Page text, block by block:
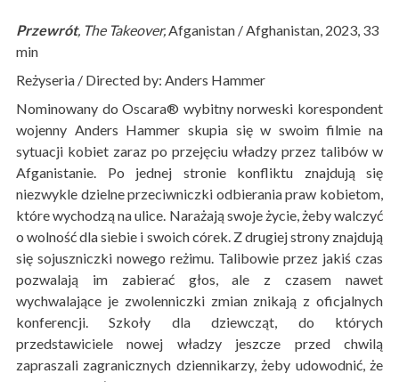
Przewrót, The Takeover, Afganistan / Afghanistan, 2023, 33
min
Reżyseria / Directed by: Anders Hammer
Nominowany do Oscara® wybitny norweski korespondent
wojenny Anders Hammer skupia się w swoim filmie na
sytuacji kobiet zaraz po przejęciu władzy przez talibów w
Afganistanie. Po jednej stronie konfliktu znajdują się
niezwykle dzielne przeciwniczki odbierania praw kobietom,
które wychodzą na ulice. Narażają swoje życie, żeby walczyć
o wolność dla siebie i swoich córek. Z drugiej strony znajdują
się sojuszniczki nowego reżimu. Talibowie przez jakiś czas
pozwalają im zabierać głos, ale z czasem nawet
wychwalające je zwolenniczki zmian znikają z oficjalnych
konferencji. Szkoły dla dziewcząt, do których
przedstawiciele nowej władzy jeszcze przed chwilą
zapraszali zagranicznych dziennikarzy, żeby udowodnić, że